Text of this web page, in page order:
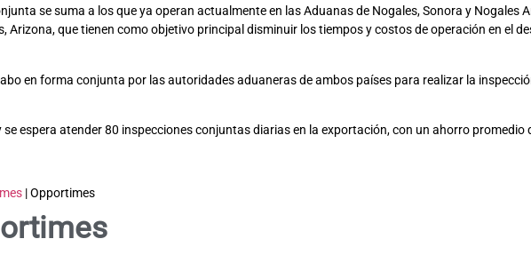
se suma a los que ya operan actualmente en las Aduanas de Nogales, Sonora y Nogales
Arizona, que tienen como objetivo principal disminuir los tiempos y costos de operación en el
en forma conjunta por las autoridades aduaneras de ambos países para realizar la
espera atender 80 inspecciones conjuntas diarias en la exportación, con un ahorro promedio
| Opportimes